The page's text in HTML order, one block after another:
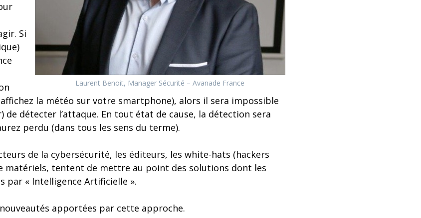
Laurent Benoit, Manager Sécurité – Avanade France
Si
la météo sur votre smartphone), alors il sera impossible
détecter l’attaque. En tout état de cause, la détection sera
perdu (dans tous les sens du terme).
de la cybersécurité, les éditeurs, les white-hats (hackers
matériels, tentent de mettre au point des solutions dont les
par « Intelligence Artificielle ».
apportées par cette approche.